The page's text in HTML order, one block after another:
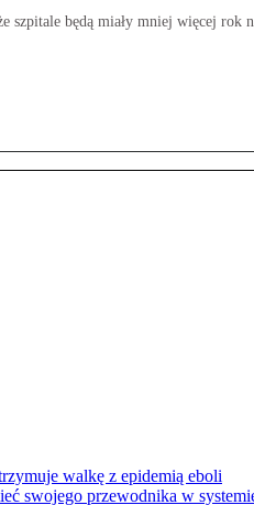
szpitale będą miały mniej więcej
walkę z epidemią eboli
swojego przewodnika w